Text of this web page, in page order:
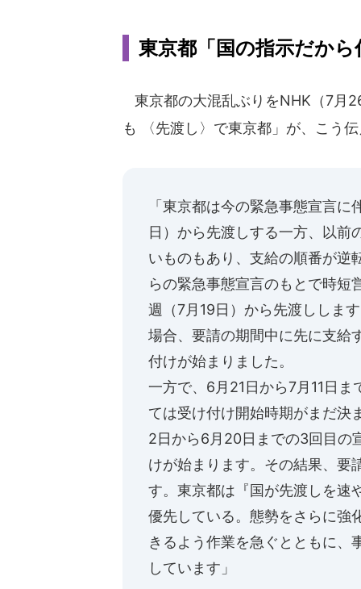
東京都「国の指示だか
東京都の大混乱ぶりをNHK（7月
も 〈先渡し〉で東京都」が、こう
「東京都は今の緊急事態宣言
日）から先渡しする一方、以前
いものもあり、支給の順番が逆
らの緊急事態宣言のもとで時短
週（7月19日）から先渡ししま
場合、要請の期間中に先に支給
付けが始まりました。
一方で、6月21日から7月11日
ては受け付け開始時期がまだ決
2日から6月20日までの3回目の
けが始まります。その結果、要
す。東京都は『国が先渡しを速
優先している。態勢をさらに強
きるよう作業を急ぐとともに、
しています」